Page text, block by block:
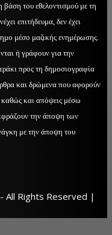
του εθελοντισμού με τη
επιτήδευμα, δεν έχει
μέσο μαζικής ενημέρωσης.
ή γράφουν για την
προς τη δημοσιογραφία
και δρώμενα που αφορούν
καθώς και απόψεις μέσω
την άποψη των
με την άποψη του
All Rights Reserved |